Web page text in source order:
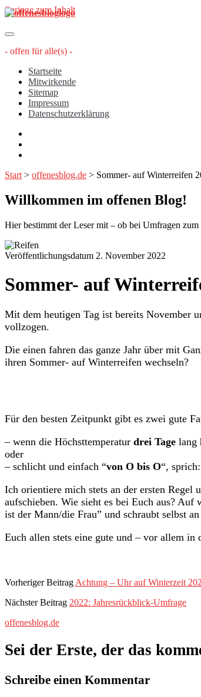
Springe zum Inhalt
offenesblog.de
- offen für alle(s) -
Startseite
Mitwirkende
Sitemap
Impressum
Datenschutzerklärung
Start > offenesblog.de > Sommer- auf Winterreifen
Willkommen im offenen Blog!
Hier bestimmt der Leser mit – ob bei Umfragen
Veröffentlichungsdatum 2. November 2022
Sommer- auf
Mit dem heutigen Tag ist bereits November
vollzogen.
Die einen fahren das ganze Jahr über mit
ihren Sommer- auf Winterreifen wechseln?
Für den besten Zeitpunkt gibt es zwei gute
– wenn die Höchsttemperatur drei Tage lang
oder
– schlicht und einfach “von O bis O“,
Ich orientiere mich stets an der ersten Regel
aufschieben. Wie sieht es bei Euch aus?
ist der Mann/die Frau” und schraubt selbst
Euch allen stets eine gute und – vor allem in
Vorheriger Beitrag Achtung – Uhr auf Winterzeit
Nächster Beitrag 2022: Jahresrückblick-Umfrage
offenesblog.de
Sei der Erste, der das
Schreibe einen Kommentar